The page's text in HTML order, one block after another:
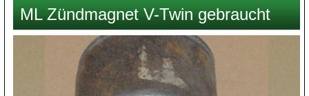
hier
ML Zündmagnet V-Twin gebraucht